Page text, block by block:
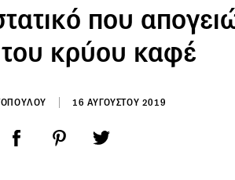
Ειδήσεις
Έρευνες
που
κρύου καφέ
16 ΑΥΓΟΥΣΤΟΥ 2019